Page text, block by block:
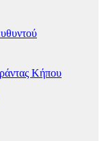
Κήπου